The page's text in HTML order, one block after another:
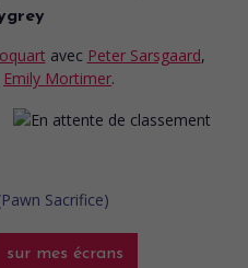
avec Peter Sarsgaard,
Emily Mortimer.
sur mes écrans